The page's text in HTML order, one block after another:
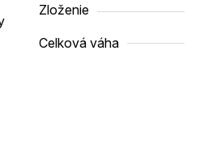
Zloženie
Celková váha